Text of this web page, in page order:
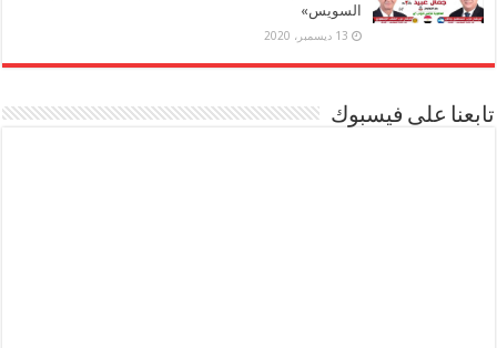
السويس»
13 ديسمبر، 2020
تابعنا على فيسبوك